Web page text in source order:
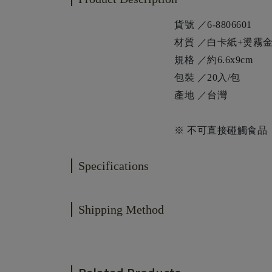
貨號 ／6-8806601
材質 ／白卡紙+燙霧
規格 ／約6.6x9cm
包裝 ／20入/包
產地 ／台灣
※ 不可直接碰觸食品
Specifications
Shipping Method